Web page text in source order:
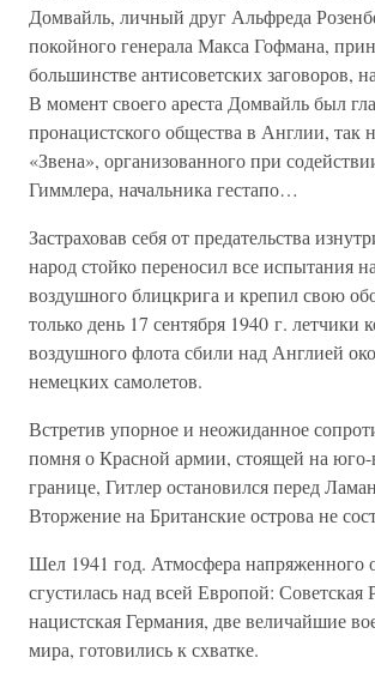
Домвайль, личный друг Альфреда
покойного генерала Макса Гофмана,
большинстве антисоветских заговоров,
В момент своего ареста Домвайль был
пронацистского общества в Англии, так
«Звена», организованного при
Гиммлера, начальника гестапо…
Застраховав себя от предательства
народ стойко переносил все испытания
воздушного блицкрига и крепил свою
только день 17 сентября 1940 г. летчики
воздушного флота сбили над Англией
немецких самолетов.
Встретив упорное и неожиданное
помня о Красной армии, стоящей на юго-
границе, Гитлер остановился перед
Вторжение на Британские острова не
Шел 1941 год. Атмосфера напряженного
сгустилась над всей Европой: Советская
нацистская Германия, две величайшие
мира, готовились к схватке.